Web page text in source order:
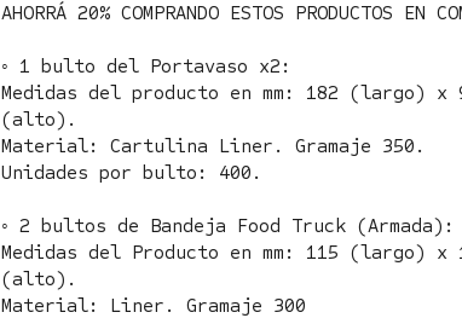
AHORRÁ 20% COMPRANDO ESTOS PRODUCTOS EN
◦ 1 bulto del Portavaso x2:
Medidas del producto en mm: 182 (largo) x
(alto).
Material: Cartulina Liner. Gramaje 350.
Unidades por bulto: 400.
◦ 2 bultos de Bandeja Food Truck (Armada):
Medidas del Producto en mm: 115 (largo) x
(alto).
Material: Liner. Gramaje 300